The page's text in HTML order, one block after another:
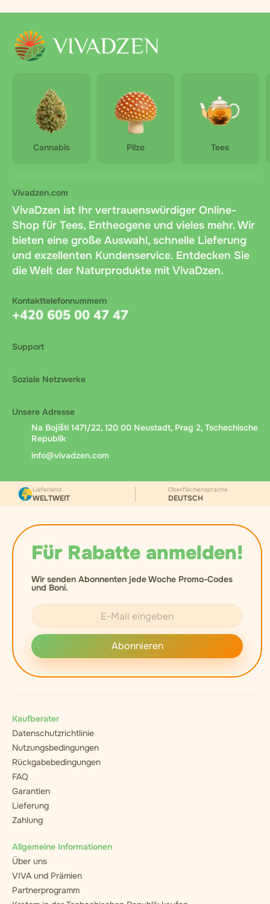
Cannabis Pilze Tees
Vivadzen.com
VivaDzen ist Ihr vertrauenswürdiger Online-
Shop für Tees, Entheogene und vieles mehr. Wir
bieten eine große Auswahl, schnelle Lieferung
und exzellenten Kundenservice. Entdecken Sie
die Welt der Naturprodukte mit VivaDzen.
Kontakttelefonnummern
+420 605 00 47 47
Support
Soziale Netzwerke
Unsere Adresse
Na Bojišti 1471/22, 120 00 Neustadt, Prag 2, Tschechische
Republik
info@vivadzen.com
Für Rabatte anmelden!
Wir senden Abonnenten jede Woche Promo-Codes
und Boni.
Abonnieren
Lieferland
WELTWEIT
Oberflächensprache
DEUTSCH
Kaufberater
Datenschutzrichtlinie
Nutzungsbedingungen
Rückgabebedingungen
FAQ
Garantien
Lieferung
Zahlung
Allgemeine Informationen
Über uns
VIVA und Prämien
Partnerprogramm